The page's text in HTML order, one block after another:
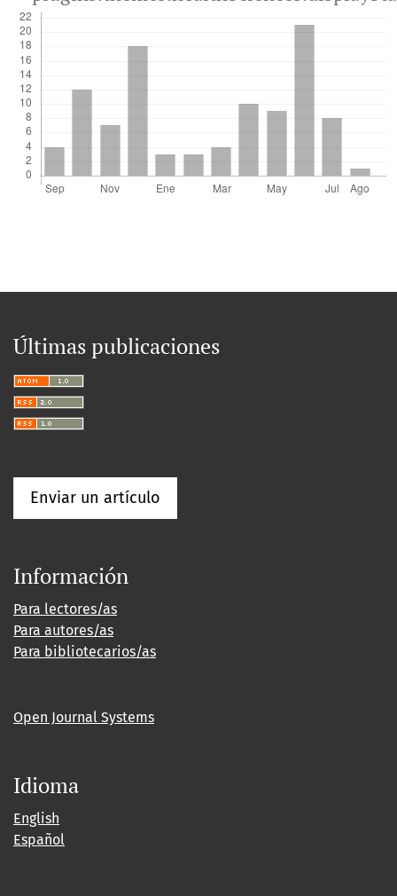
Últimas publicaciones
Enviar un artículo
Información
Para lectores/as
Para autores/as
Para bibliotecarios/as
Open Journal Systems
Idioma
English
Español